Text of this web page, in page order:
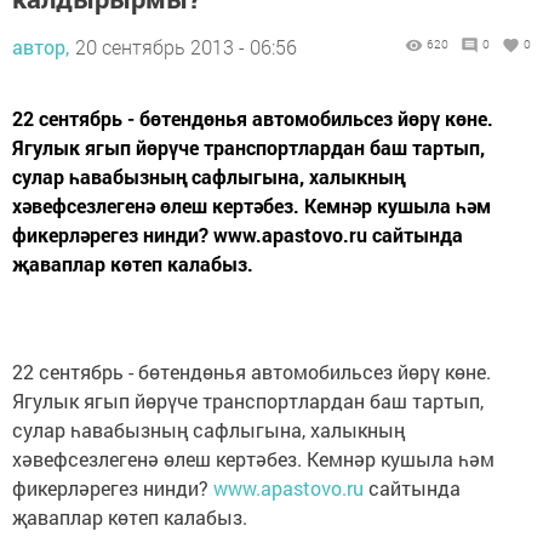
автор, 20 сентябрь 2013 - 06:56 620 0 0
22 сентябрь - бөтендөнья автомобильсез йөрү көне.
Ягулык ягып йөрүче транспортлардан баш тартып,
сулар һавабызның сафлыгына, халыкның
хәвефсезлегенә өлеш кертәбез. Кемнәр кушыла һәм
фикерләрегез нинди? www.apastovo.ru сайтында
җаваплар көтеп калабыз.
22 сентябрь - бөтендөнья автомобильсез йөрү көне.
Ягулык ягып йөрүче транспортлардан баш тартып,
сулар һавабызның сафлыгына, халыкның
хәвефсезлегенә өлеш кертәбез. Кемнәр кушыла һәм
фикерләрегез нинди? www.apastovo.ru сайтында
җаваплар көтеп калабыз.